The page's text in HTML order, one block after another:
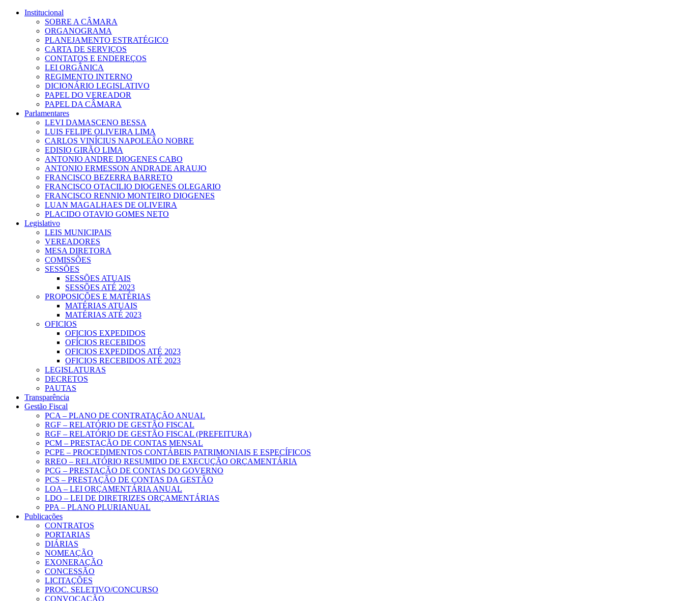
Institucional
SOBRE A CÂMARA
ORGANOGRAMA
PLANEJAMENTO ESTRATÉGICO
CARTA DE SERVIÇOS
CONTATOS E ENDEREÇOS
LEI ORGÂNICA
REGIMENTO INTERNO
DICIONÁRIO LEGISLATIVO
PAPEL DO VEREADOR
PAPEL DA CÂMARA
Parlamentares
LEVI DAMASCENO BESSA
LUIS FELIPE OLIVEIRA LIMA
CARLOS VINÍCIUS NAPOLEÃO NOBRE
EDISIO GIRÃO LIMA
ANTONIO ANDRE DIOGENES CABO
ANTONIO ERMESSON ANDRADE ARAUJO
FRANCISCO BEZERRA BARRETO
FRANCISCO OTACILIO DIOGENES OLEGARIO
FRANCISCO RENNIO MONTEIRO DIOGENES
LUAN MAGALHAES DE OLIVEIRA
PLACIDO OTAVIO GOMES NETO
Legislativo
LEIS MUNICIPAIS
VEREADORES
MESA DIRETORA
COMISSÕES
SESSÕES
SESSÕES ATUAIS
SESSÕES ATÉ 2023
PROPOSIÇÕES E MATÉRIAS
MATÉRIAS ATUAIS
MATÉRIAS ATÉ 2023
OFICIOS
OFICIOS EXPEDIDOS
OFÍCIOS RECEBIDOS
OFICIOS EXPEDIDOS ATÉ 2023
OFICIOS RECEBIDOS ATÉ 2023
LEGISLATURAS
DECRETOS
PAUTAS
Transparência
Gestão Fiscal
PCA – PLANO DE CONTRATAÇÃO ANUAL
RGF – RELATÓRIO DE GESTÃO FISCAL
RGF – RELATÓRIO DE GESTÃO FISCAL (PREFEITURA)
PCM – PRESTAÇÃO DE CONTAS MENSAL
PCPE – PROCEDIMENTOS CONTÁBEIS PATRIMONIAIS E ESPECÍFICOS
RREO – RELATÓRIO RESUMIDO DE EXECUÇÃO ORÇAMENTÁRIA
PCG – PRESTAÇÃO DE CONTAS DO GOVERNO
PCS – PRESTAÇÃO DE CONTAS DA GESTÃO
LOA – LEI ORÇAMENTÁRIA ANUAL
LDO – LEI DE DIRETRIZES ORÇAMENTÁRIAS
PPA – PLANO PLURIANUAL
Publicações
CONTRATOS
PORTARIAS
DIÁRIAS
NOMEAÇÃO
EXONERAÇÃO
CONCESSÃO
LICITAÇÕES
PROC. SELETIVO/CONCURSO
CONVOCAÇÃO